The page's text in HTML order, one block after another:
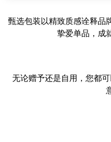
甄选包装以精致质感诠释品
挚爱单品，成
无论赠予还是自用，您都